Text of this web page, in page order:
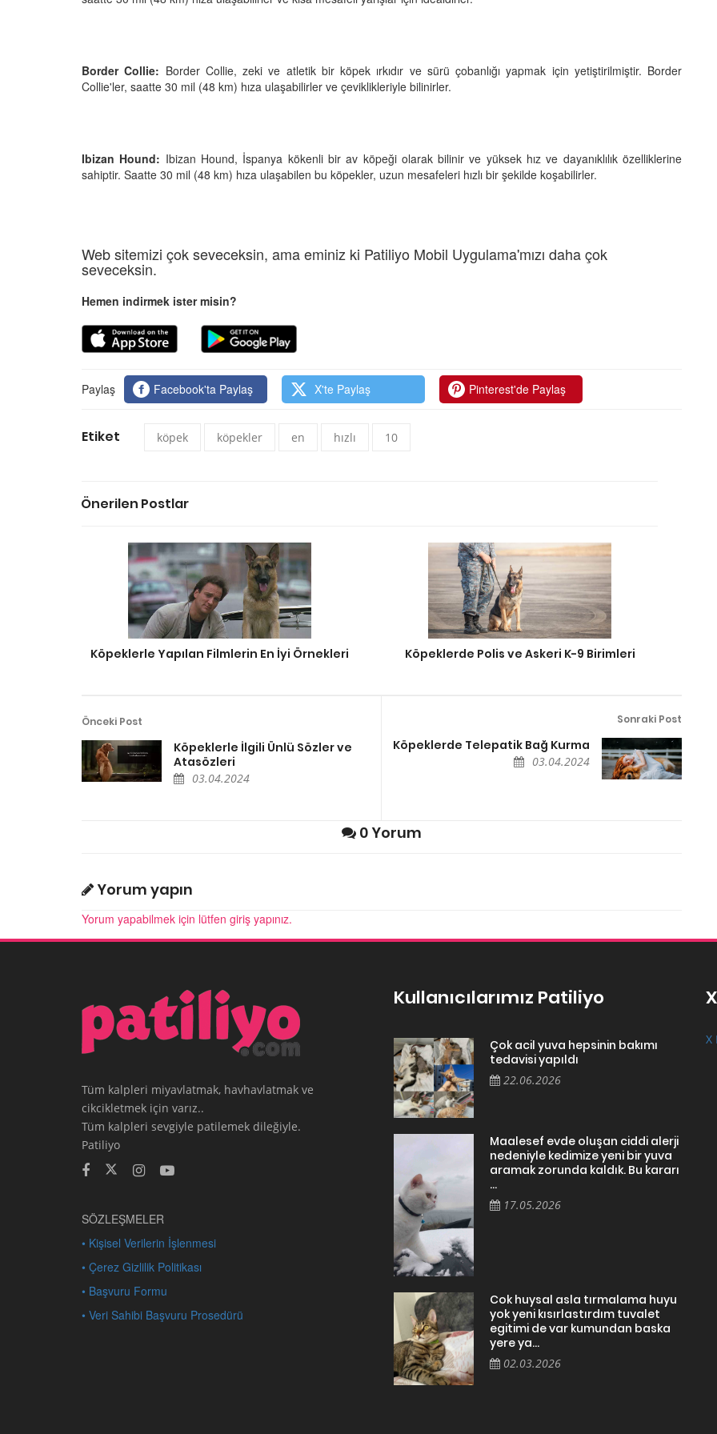
Border Collie: Border Collie, zeki ve atletik bir köpek ırkıdır ve sürü çobanlığı yapmak için yetiştirilmiştir. Border
Collie'ler, saatte 30 mil (48 km) hıza ulaşabilirler ve çeviklikleriyle bilinirler.
Ibizan Hound: Ibizan Hound, İspanya kökenli bir av köpeği olarak bilinir ve yüksek hız ve dayanıklılık özelliklerine
sahiptir. Saatte 30 mil (48 km) hıza ulaşabilen bu köpekler, uzun mesafeleri hızlı bir şekilde koşabilirler.
Web sitemizi çok seveceksin, ama eminiz ki Patiliyo Mobil Uygulama'mızı daha çok
seveceksin.
Hemen indirmek ister misin?
Paylaş Facebook'ta Paylaş X'te Paylaş Pinterest'de Paylaş
Etiket köpek köpekler en hızlı 10
Önerilen Postlar
Köpeklerle Yapılan Filmlerin En İyi Örnekleri Köpeklerde Polis ve Askeri K-9 Birimleri
Önceki Post
Köpeklerle İlgili Ünlü Sözler ve
Atasözleri
03.04.2024
Sonraki Post
Köpeklerde Telepatik Bağ Kurma
03.04.2024
0 Yorum
Yorum yapın
Yorum yapabilmek için lütfen giriş yapınız.
Tüm kalpleri miyavlatmak, havhavlatmak ve
cikcikletmek için varız..
Tüm kalpleri sevgiyle patilemek dileğiyle.
Patiliyo
SÖZLEŞMELER
• Kişisel Verilerin İşlenmesi
• Çerez Gizlilik Politikası
• Başvuru Formu
• Veri Sahibi Başvuru Prosedürü
Kullanıcılarımız Patiliyo
Çok acil yuva hepsinin bakımı
tedavisi yapıldı
22.06.2026
Maalesef evde oluşan ciddi alerji
nedeniyle kedimize yeni bir yuva
aramak zorunda kaldık. Bu kararı
...
17.05.2026
Cok huysal asla tırmalama huyu
yok yeni kısırlastırdım tuvalet
egitimi de var kumundan baska
yere ya...
02.03.2026
X